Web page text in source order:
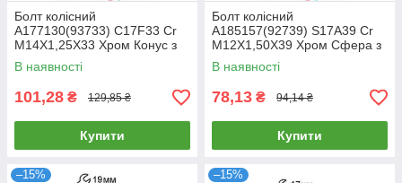
Болт колісний
A177130(93733) C17F33 Cr
M14X1,25X33 Хром Конус з
виступом ключ 17 мм
В наявності
101,28 ₴ 129,85 ₴
Купити
Болт колісний
A185157(92739) S17A39 Cr
M12X1,50X39 Хром Сфера з
виступом ключ 17 мм
В наявності
78,13 ₴ 94,14 ₴
Купити
–15% –15%